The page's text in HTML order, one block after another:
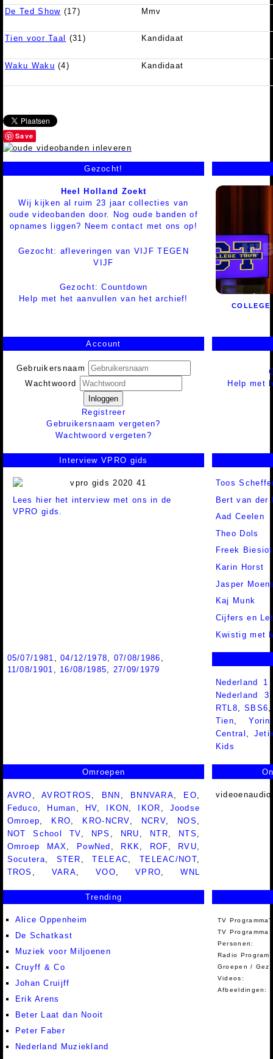
De Ted Show (17) Mmv
Tien voor Taal (31) Kandidaat
Waku Waku (4) Kandidaat
Save
Gezocht!
Heel Holland Zoekt
Wij kijken al ruim 23 jaar collecties van
oude videobanden door. Nog oude banden of
opnames liggen? Neem contact met ons op!
Gezocht: afleveringen van VIJF TEGEN
VIJF
Gezocht: Countdown
Help met het aanvullen van het archief!
COLLEGE
Account
Gebruikersnaam
Wachtwoord
Inloggen
Registreer
Gebruikersnaam vergeten?
Wachtwoord vergeten?
Help met
Interview VPRO gids
Lees hier het interview met ons in de
VPRO gids.
Toos
Bert van der
Aad Ceelen
Theo Dols
Freek Biesiot
Karin Horst
Jasper
Kaj Munk
Cijfers en
Kwistig met
05/07/1981 ,04/12/1978 07/08/1986
11/08/1901
16/08/1985
27/09/1979
Nederland
Nederland
RTL8,SBS6
Tien,Yorin
Central ,
Kids
Omroepen
AVRO ,AVROTROS BNN BNNVARA EO
Feduco
Human HV IKON IKOR
Joodse
Omroep
KRO KRO-NCRV NCRV NOS
NOT School TV
NPS NRU NTR NTS
Omroep MAX
PowNed RKK ROF RVU
Socutera
STER ,TELEAC TELEAC/NOT
TROS
VARA ,VOO ,VPRO ,WNL
Trending
Alice Oppenheim
De Schatkast
Muziek voor Miljoenen
Cruyff & Co
Johan Cruijff
Erik Arens
Beter Laat dan Nooit
Peter Faber
Nederland Muziekland
TV
TV Programma
Personen:
Radio
Groepen /
Videos:
Afbeeldingen: